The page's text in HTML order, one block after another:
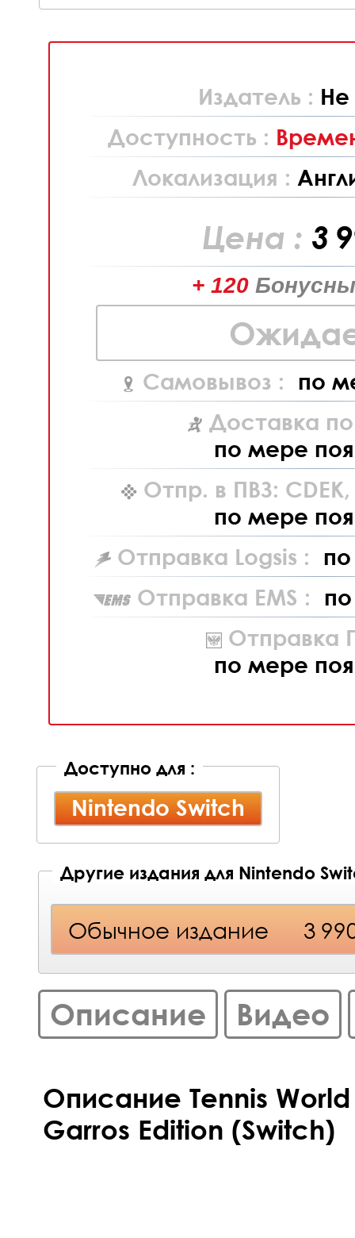
Издатель : Не
Доступность :
Локализация :
Цена : 3
+ 120
Самовывоз : по
Доставка
по мере
Отпр. в ПВЗ: CDEK,
по мере
Отправка Logsis :
Отправка EMS :
Отправка
по мере
Доступно для :
Nintendo Switch
Другие издания для Nintendo
Обычное издание 3
Описание Видео
Описание Tennis
Garros Edition (Switch)